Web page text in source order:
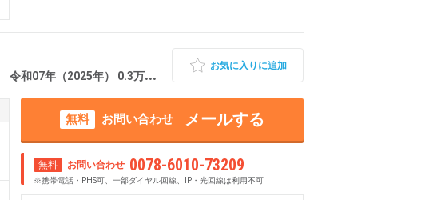
令和07年（2025年） 0.3万km 千葉県東金市
お気に入りに追加
無料 お問い合わせ メールする
無料 お問い合わせ 0078-6010-73209
※携帯電話・PHS可、一部ダイヤル回線、IP・光回線は利用不可